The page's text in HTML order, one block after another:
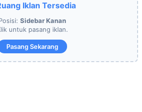
Iklan Tersedia
Sidebar Kanan
untuk pasang iklan.
Pasang Sekarang